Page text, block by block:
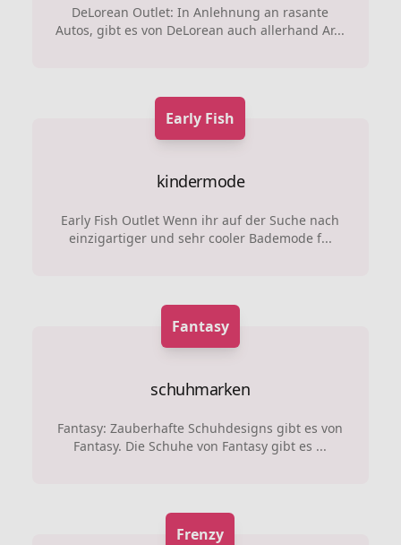
DeLorean Outlet: In Anlehnung an rasante
Autos, gibt es von DeLorean auch allerhand Ar...
Early Fish
kindermode
Early Fish Outlet Wenn ihr auf der Suche nach
einzigartiger und sehr cooler Bademode f...
Fantasy
schuhmarken
Fantasy: Zauberhafte Schuhdesigns gibt es von
Fantasy. Die Schuhe von Fantasy gibt es ...
Frenzy